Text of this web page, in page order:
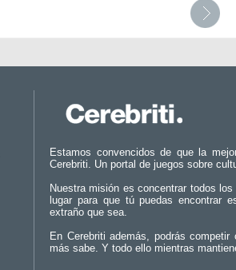
Estamos convencidos de que la
Cerebriti. Un portal de juegos sobre
Nuestra misión es concentrar todos
lugar para que tú puedas encontrar
extraño que sea.
En Cerebriti además, podrás
más sabe. Y todo ello mientras